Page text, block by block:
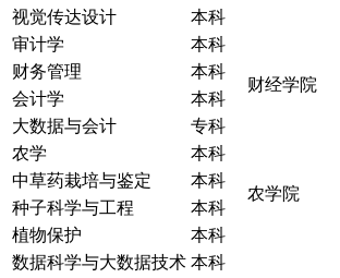
视觉传达设计
本科
审计学
本科
财经学院
财务管理
本科
会计学
本科
大数据与会计
专科
农学
本科
农学院
中草药栽培与鉴定
本科
种子科学与工程
本科
植物保护
本科
数据科学与大数据技术 本科